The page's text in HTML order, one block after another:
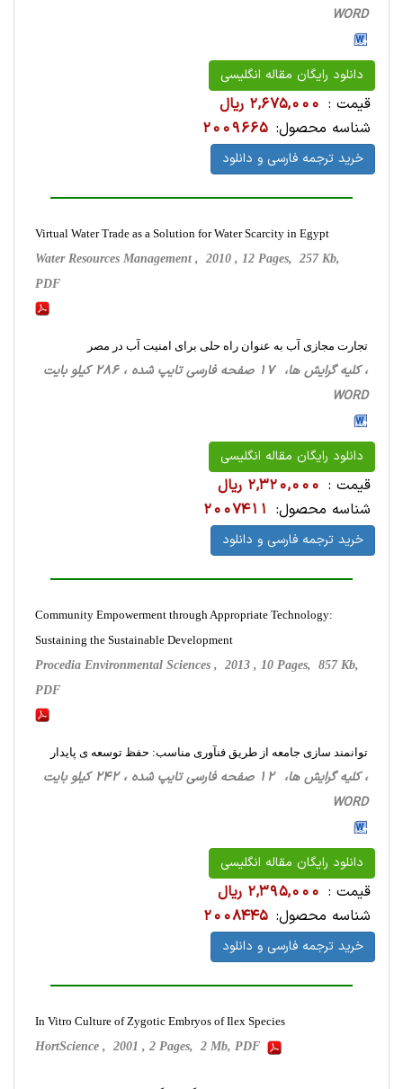
WORD
دانلود رایگان مقاله انگلیسی
قیمت : 2,675,000 ریال
شناسه محصول: 2009665
خرید ترجمه فارسی و دانلود
Virtual Water Trade as a Solution for Water Scarcity in Egypt
Water Resources Management , 2010 , 12 Pages, 257 Kb,
PDF
تجارت مجازی آب به عنوان راه حلی برای امنیت آب در مصر
، کلیه گرایش ها، 17 صفحه فارسی تایپ شده ، 286 کیلو بایت
WORD
دانلود رایگان مقاله انگلیسی
قیمت : 2,320,000 ریال
شناسه محصول: 2007411
خرید ترجمه فارسی و دانلود
Community Empowerment through Appropriate Technology:
Sustaining the Sustainable Development
Procedia Environmental Sciences , 2013 , 10 Pages, 857 Kb,
PDF
توانمند سازی جامعه از طریق فنآوری مناسب: حفظ توسعه ی پایدار
، کلیه گرایش ها، 12 صفحه فارسی تایپ شده ، 242 کیلو بایت
WORD
دانلود رایگان مقاله انگلیسی
قیمت : 2,395,000 ریال
شناسه محصول: 2008445
خرید ترجمه فارسی و دانلود
In Vitro Culture of Zygotic Embryos of Ilex Species
HortScience , 2001 , 2 Pages, 2 Mb, PDF